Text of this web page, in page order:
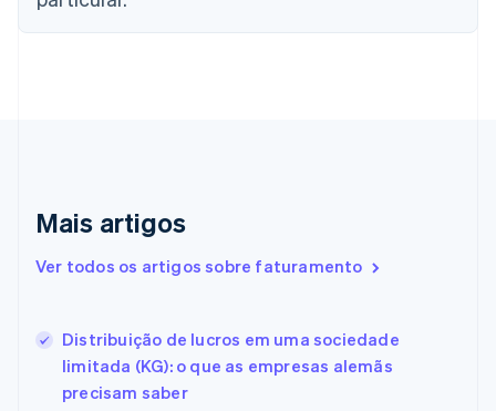
Mais artigos
Ver todos os artigos sobre faturamento
Distribuição de lucros em uma sociedade
limitada (KG): o que as empresas alemãs
precisam saber
Eslováquia
English
EnglishItaliano
Estados Unidos
EnglishEspañol简体中文
Estônia